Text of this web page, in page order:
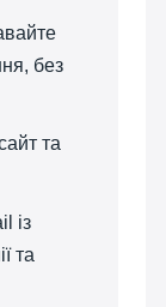
без
та
із
та